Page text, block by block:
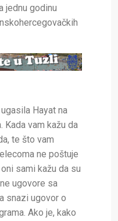
jednu godinu
Hayat na
Kada vam kažu da
te što vam
ne poštuje
sami kažu da su
ugovore sa
snazi ugovor o
Ako je, kako